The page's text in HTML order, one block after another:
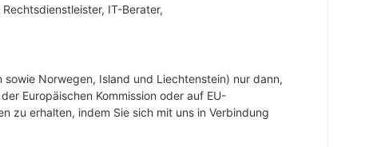
IT-Berater,
Norwegen, Island und Liechtenstein) nur dann,
Europäischen Kommission oder auf EU-
zu erhalten, indem Sie sich mit uns in Verbindung